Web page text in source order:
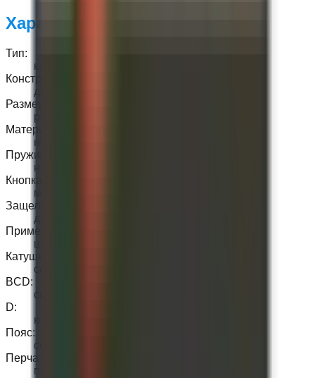
Характеристики:
Тип:
карабин-бабочка
Конструкция
двусторонняя
Размеры
разные
Материал
нержавеющая сталь
Пружина
нержавеющая
Кнопка
мягкая
Защелки
две
Применение
шпули, буи, ходовики
Катушки
совместимы
BCD:
совместим
D:
кольца / совместимы
Пояс:
совместим
Перчатки
по размеру